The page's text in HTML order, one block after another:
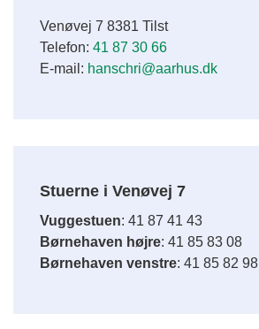
Venøvej 7 8381 Tilst
Telefon: 41 87 30 66
E-mail: hanschri@aarhus.dk
Stuerne i Venøvej 7
Vuggestuen: 41 87 41 43
Børnehaven højre: 41 85 83 08
Børnehaven venstre: 41 85 82 98